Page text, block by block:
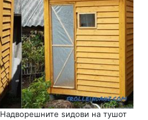
Надворешните ѕидови на тушот